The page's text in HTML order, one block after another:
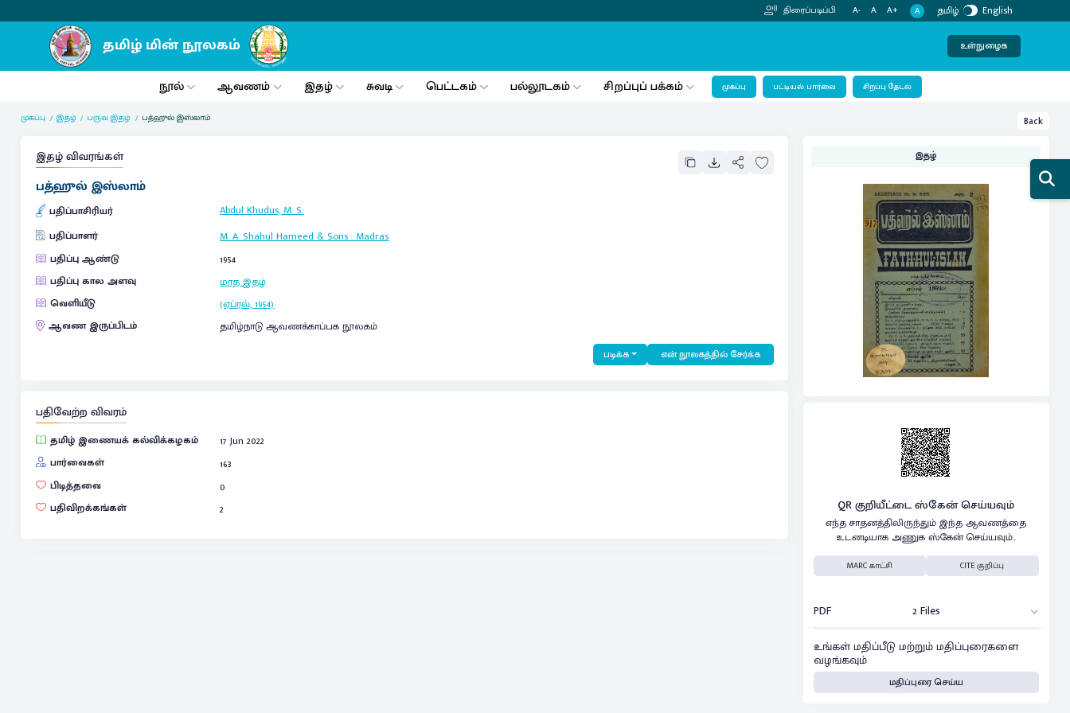
திரைப்படிப்பி A- A A+ A தமிழ் English
உள்நுழைக
நூல் ஆவணம் இதழ் சுவடி பெட்டகம் பல்லூடகம் சிறப்புப் பக்கம் முகப்பு பட்டியல் பார்வை சிறப்பு தேடல்
முகப்பு இதழ் பருவ இதழ் பத்ஹுல் இஸ்லாம் Back
இதழ் விவரங்கள்
பத்ஹுல் இஸ்லாம்
பதிப்பாசிரியர்
Abdul Khudus, M. S.
பதிப்பாளர்
M. A. Shahul Hameed & Sons:Madras
பதிப்பு ஆண்டு
1954
பதிப்பு கால அளவு
மாத இதழ்
வெளியீடு
(ஏப்ரல், 1954)
ஆவண இருப்பிடம்
தமிழ்நாடு ஆவணக்காப்பக நூலகம்
படிக்க என் நூலகத்தில் சேர்க்க
பதிவேற்ற விவரம்
தமிழ் இணையக் கல்விக்கழகம்
17 Jun 2022
பார்வைகள்
163
பிடித்தவை
0
பதிவிறக்கங்கள்
2
இதழ்
QR குறியீட்டை ஸ்கேன் செய்யவும்
எந்த சாதனத்திலிருந்தும் இந்த ஆவணத்தை
உடனடியாக அணுக ஸ்கேன் செய்யவும்..
MARC காட்சி CITE குறிப்பு
PDF 2 Files
உங்கள் மதிப்பீடு மற்றும் மதிப்புரைகளை
வழங்கவும்
மதிப்புரை செய்ய